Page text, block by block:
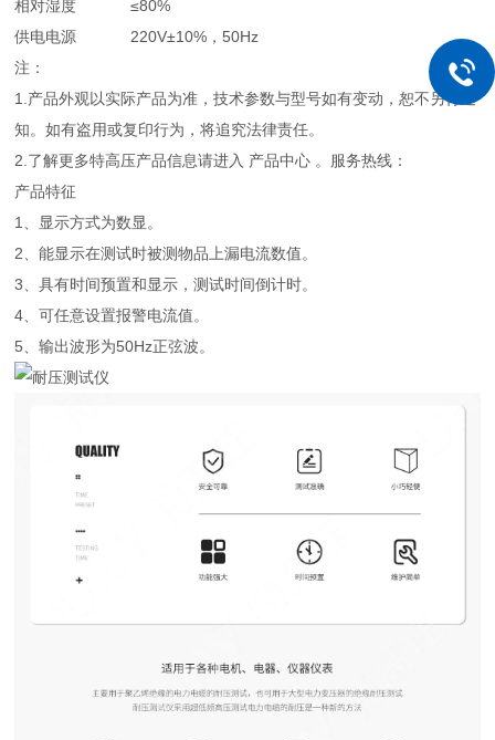
相对湿度
≤80%
供电电源
220V±10%，50Hz
注：
1.产品外观以实际产品为准，技术参数与型号如有变动，恕不另行通
知。如有盗用或复印行为，将追究法律责任。
2.了解更多特高压产品信息请进入 产品中心 。服务热线：
产品特征
1、显示方式为数显。
2、能显示在测试时被测物品上漏电流数值。
3、具有时间预置和显示，测试时间倒计时。
4、可任意设置报警电流值。
5、输出波形为50Hz正弦波。